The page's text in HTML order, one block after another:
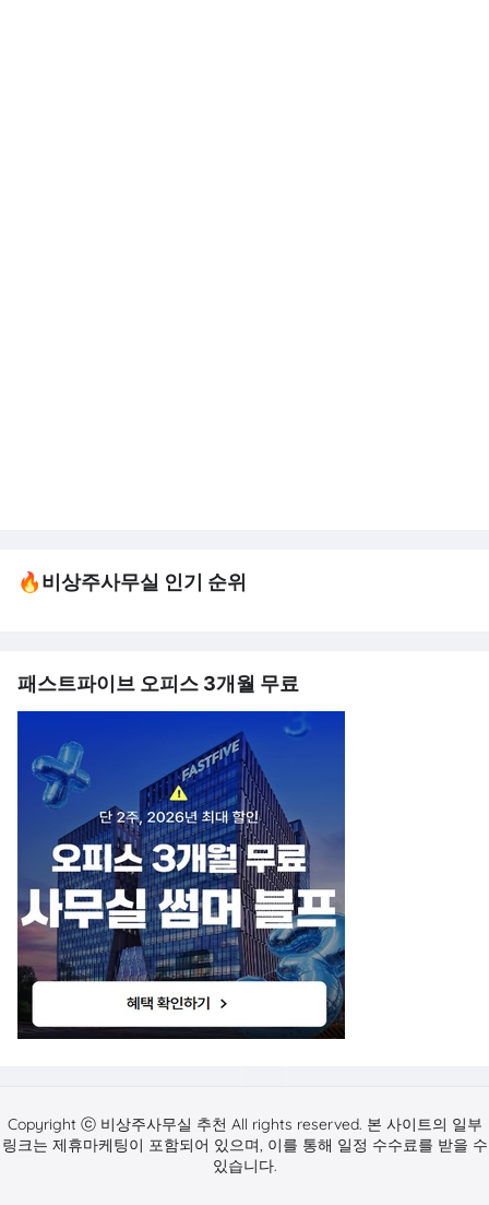
🔥비상주사무실 인기 순위
패스트파이브 오피스 3개월 무료
Copyright ⓒ 비상주사무실 추천 All rights reserved. 본 사이트의 일부
링크는 제휴마케팅이 포함되어 있으며, 이를 통해 일정 수수료를 받을 수
있습니다.